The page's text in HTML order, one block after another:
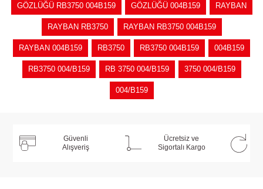
GÖZLÜĞÜ RB3750 004B159 GÖZLÜĞÜ 004B159 RAYBAN
RAYBAN RB3750 RAYBAN RB3750 004B159
RAYBAN 004B159 RB3750 RB3750 004B159 004B159
RB3750 004/B159 RB 3750 004/B159 3750 004/B159
004/B159
Güvenli
Alışveriş
Ücretsiz ve
Sigortalı Kargo